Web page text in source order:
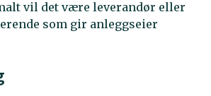
vil det være leverandør eller
som gir anleggseier